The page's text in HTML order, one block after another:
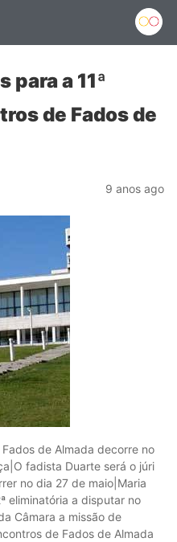
a 11ª
de Fados de
9 anos ago
de Almada decorre no
fadista Duarte será o júri
no dia 27 de maio|Maria
eliminatória a disputar no
Câmara a missão de
de Fados de Almada